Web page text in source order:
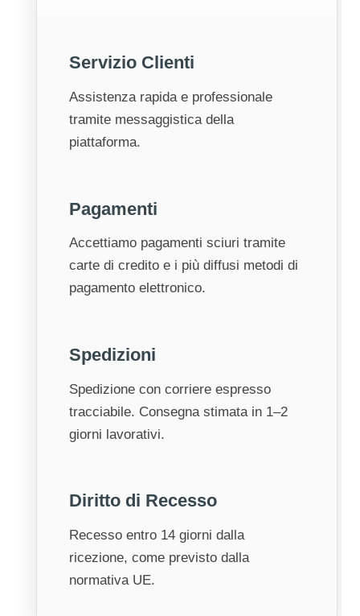
Servizio Clienti
Assistenza rapida e professionale
tramite messaggistica della
piattaforma.
Pagamenti
Accettiamo pagamenti sciuri tramite
carte di credito e i più diffusi metodi di
pagamento elettronico.
Spedizioni
Spedizione con corriere espresso
tracciabile. Consegna stimata in 1–2
giorni lavorativi.
Diritto di Recesso
Recesso entro 14 giorni dalla
ricezione, come previsto dalla
normativa UE.